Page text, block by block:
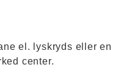
el. lyskryds eller en
center.